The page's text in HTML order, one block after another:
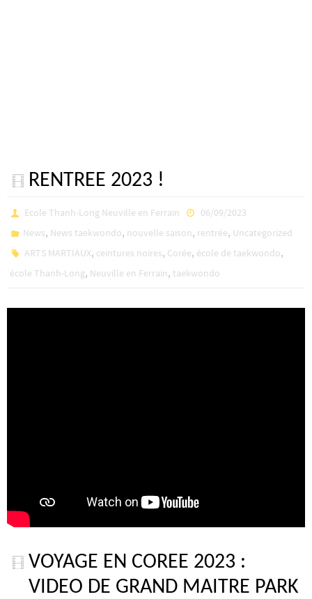
RENTREE 2023 !
Ecole Thanh-Long Neuville en Ferrain
06/09/2023
News, News taekwondo, nouvelle saison, rentrée, Uncategorized
ARTS MARTIAUX, ceintures noires, Corée, école de taekwondo,
école Thanh-Long, Neuville en Ferrain, taekwondo
VOYAGE EN COREE 2023 :
VIDEO DE GRAND MAITRE PARK